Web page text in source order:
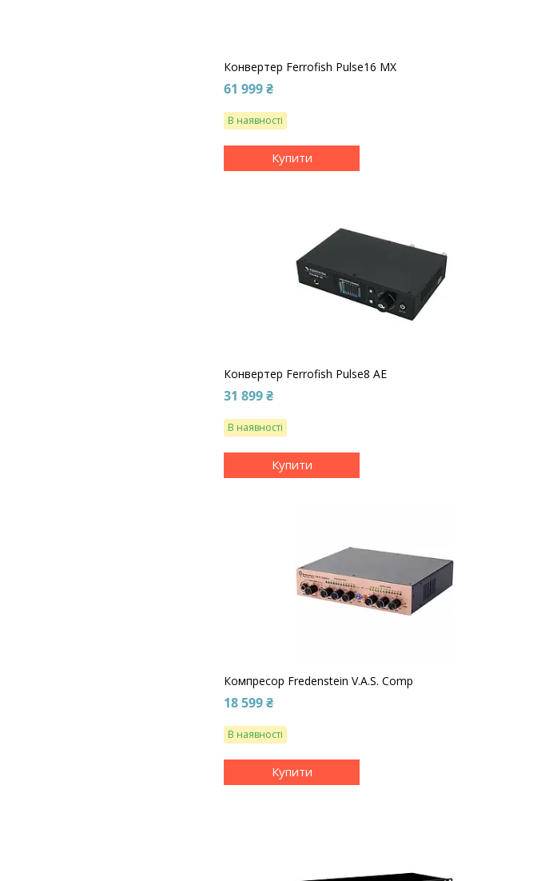
Конвертер Ferrofish Pulse16 MX
61 999 ₴
В наявності
Купити
Конвертер Ferrofish Pulse8 AE
31 899 ₴
В наявності
Купити
Компресор Fredenstein V.A.S. Comp
18 599 ₴
В наявності
Купити